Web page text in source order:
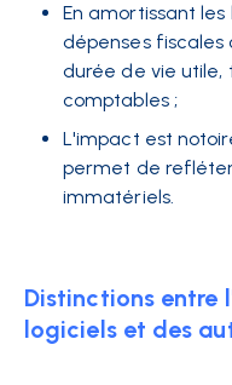
En amortissant
dépenses fiscales
durée de vie utile,
comptables ;
L'impact est
permet de
immatériels.
Distinctions entre
logiciels et des